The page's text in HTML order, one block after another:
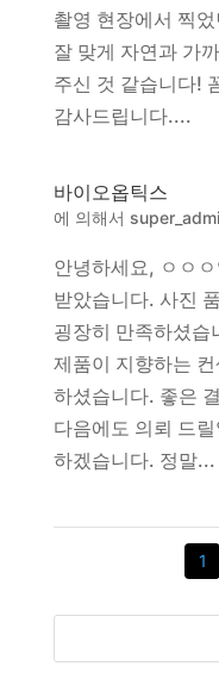
촬영 현장에서 찍
잘 맞게 자연과 가
주신 것 같습니다!
감사드립니다....
바이오옵틱스
에 의해서
안녕하세요, ㅇㅇ
받았습니다. 사진
굉장히 만족하셨습
제품이 지향하는
하셨습니다. 좋은
다음에도 의뢰 드
하겠습니다. 정말...
1